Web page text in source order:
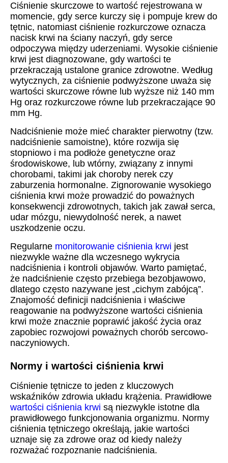
Ciśnienie skurczowe to wartość rejestrowana w
momencie, gdy serce kurczy się i pompuje krew do
tętnic, natomiast ciśnienie rozkurczowe oznacza
nacisk krwi na ściany naczyń, gdy serce
odpoczywa między uderzeniami. Wysokie ciśnienie
krwi jest diagnozowane, gdy wartości te
przekraczają ustalone granice zdrowotne. Według
wytycznych, za ciśnienie podwyższone uważa się
wartości skurczowe równe lub wyższe niż 140 mm
Hg oraz rozkurczowe równe lub przekraczające 90
mm Hg.
Nadciśnienie może mieć charakter pierwotny (tzw.
nadciśnienie samoistne), które rozwija się
stopniowo i ma podłoże genetyczne oraz
środowiskowe, lub wtórny, związany z innymi
chorobami, takimi jak choroby nerek czy
zaburzenia hormonalne. Zignorowanie wysokiego
ciśnienia krwi może prowadzić do poważnych
konsekwencji zdrowotnych, takich jak zawał serca,
udar mózgu, niewydolność nerek, a nawet
uszkodzenie oczu.
Regularne monitorowanie ciśnienia krwi jest
niezwykle ważne dla wczesnego wykrycia
nadciśnienia i kontroli objawów. Warto pamiętać,
że nadciśnienie często przebiega bezobjawowo,
dlatego często nazywane jest „cichym zabójcą”.
Znajomość definicji nadciśnienia i właściwe
reagowanie na podwyższone wartości ciśnienia
krwi może znacznie poprawić jakość życia oraz
zapobiec rozwojowi poważnych chorób sercowo-
naczyniowych.
Normy i wartości ciśnienia krwi
Ciśnienie tętnicze to jeden z kluczowych
wskaźników zdrowia układu krążenia. Prawidłowe
wartości ciśnienia krwi są niezwykle istotne dla
prawidłowego funkcjonowania organizmu. Normy
ciśnienia tętniczego określają, jakie wartości
uznaje się za zdrowe oraz od kiedy należy
rozważać rozpoznanie nadciśnienia.